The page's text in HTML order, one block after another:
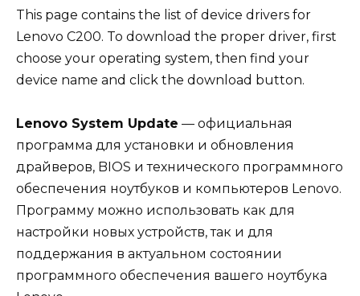
This page contains the list of device drivers for
Lenovo C200. To download the proper driver, first
choose your operating system, then find your
device name and click the download button.
Lenovo System Update — официальная
программа для установки и обновления
драйверов, BIOS и технического программного
обеспечения ноутбуков и компьютеров Lenovo.
Программу можно использовать как для
настройки новых устройств, так и для
поддержания в актуальном состоянии
программного обеспечения вашего ноутбука